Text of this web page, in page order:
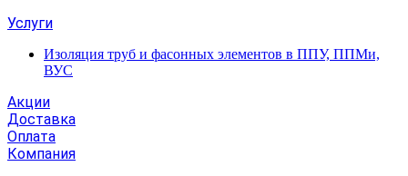
Услуги
Изоляция труб и фасонных элементов в ППУ, ППМи,
ВУС
Акции
Доставка
Оплата
Компания